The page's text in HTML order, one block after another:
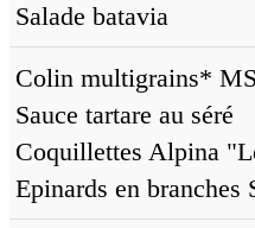
Salade batavia
Colin multigrains*
Sauce tartare au séré
Coquillettes Alpina
Epinards en branches